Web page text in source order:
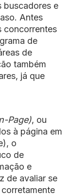
buscadores e
Antes
concorrentes
de
de
também
já que
Page), ou
à página em
o
de
e
de avaliar se